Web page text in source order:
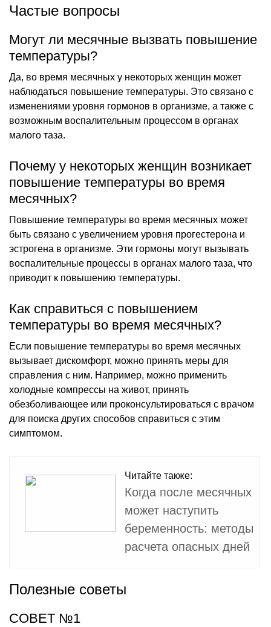
Частые вопросы
Могут ли месячные вызвать повышение
температуры?
Да, во время месячных у некоторых женщин может
наблюдаться повышение температуры. Это связано с
изменениями уровня гормонов в организме, а также с
возможным воспалительным процессом в органах
малого таза.
Почему у некоторых женщин возникает
повышение температуры во время
месячных?
Повышение температуры во время месячных может
быть связано с увеличением уровня прогестерона и
эстрогена в организме. Эти гормоны могут вызывать
воспалительные процессы в органах малого таза, что
приводит к повышению температуры.
Как справиться с повышением
температуры во время месячных?
Если повышение температуры во время месячных
вызывает дискомфорт, можно принять меры для
справления с ним. Например, можно применить
холодные компрессы на живот, принять
обезболивающее или проконсультироваться с врачом
для поиска других способов справиться с этим
симптомом.
Читайте также:
Когда после месячных
может наступить
беременность: методы
расчета опасных дней
Полезные советы
СОВЕТ №1